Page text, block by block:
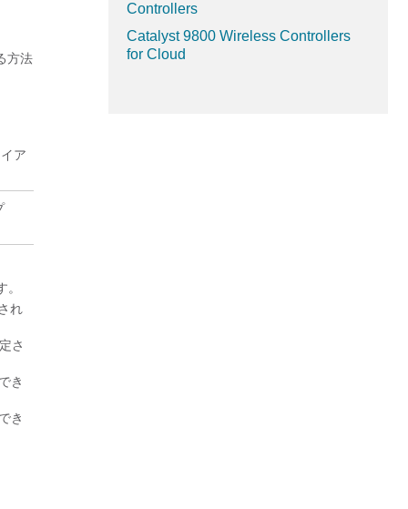
方法
ア
れ
さ
き
き
Controllers
Catalyst 9800 Wireless Controllers
for Cloud